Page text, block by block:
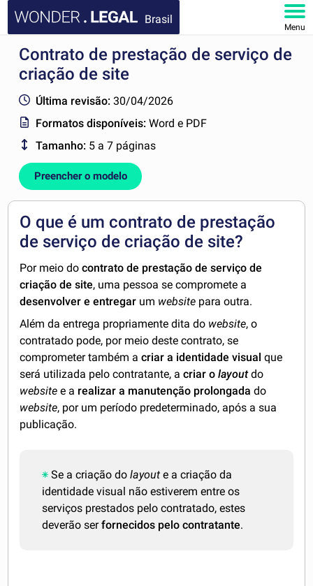
Brasil
Menu
HOME
FAQ
MINHA CONTA
Contrato de prestação de serviço de
criação de site
Última revisão: 30/04/2026
Formatos disponíveis:Word e PDF
Tamanho: 5 a 7 páginas
Preencher o modelo
O que é um contrato de prestação
de serviço de criação de site?
Por meio docontrato de prestação de serviço de
criação de site, uma pessoa se compromete a
desenvolver e entregar um website para outra.
Além da entrega propriamente dita do website, o
contratado pode, por meio deste contrato, se
comprometer também acriar a identidade visual que
será utilizada pelo contratante, acriar olayoutdo
website e a realizar a manutenção prolongada do
website, por um período predeterminado, após a sua
publicação.
Se a criação dolayout e a criação da
identidade visual não estiverem entre os
serviços prestados pelo contratado, estes
deverão serfornecidos pelo contratante.